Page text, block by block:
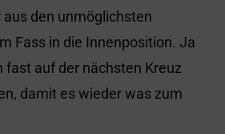
den unmöglichsten
Fass in die Innenposition. Ja
fast auf der nächsten Kreuz
damit es wieder was zum